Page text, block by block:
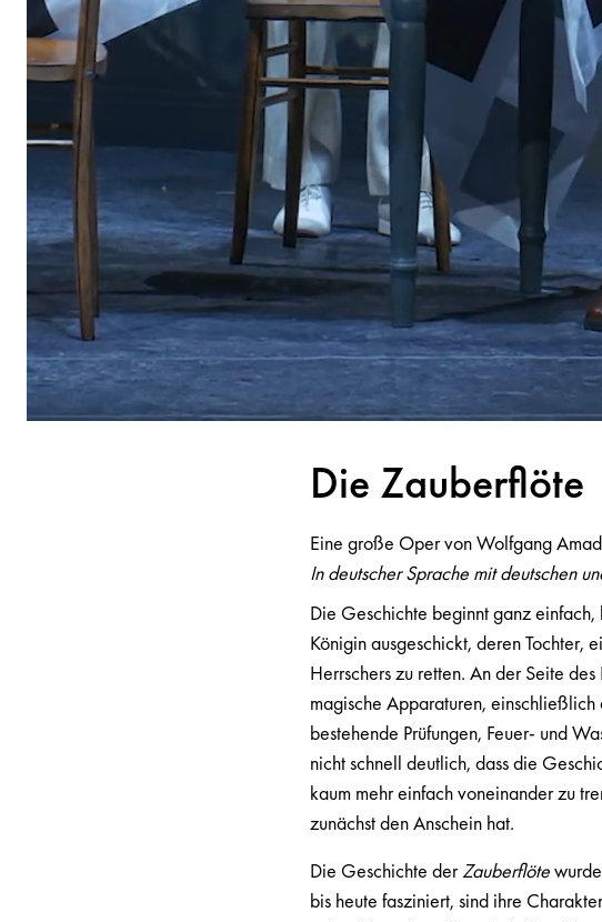
Die Zauberflöte
Eine große Oper von Wolfgang
In deutscher Sprache mit deutschen
Die Geschichte beginnt ganz
Königin ausgeschickt, deren Tochter,
Herrschers zu retten. An der Seite
magische Apparaturen,
bestehende Prüfungen, Feuer- und
nicht schnell deutlich, dass die
kaum mehr einfach voneinander zu
zunächst den Anschein hat.
Die Geschichte derZauberflöte
bis heute fasziniert, sind ihre